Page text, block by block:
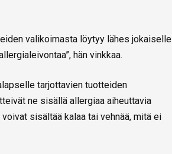
valikoimasta löytyy lähes jokaiselle
hän vinkkaa.
tarjottavien tuotteiden
ne sisällä allergiaa aiheuttavia
sisältää kalaa tai vehnää, mitä ei